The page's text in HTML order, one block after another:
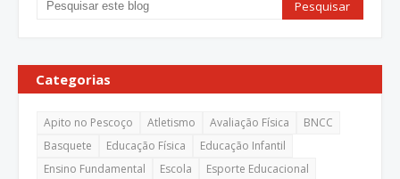
Categorias
Apito no Pescoço Atletismo Avaliação Física
BNCC
Basquete
Educação Física
Educação Infantil
Ensino Fundamental
Escola
Esporte Educacional